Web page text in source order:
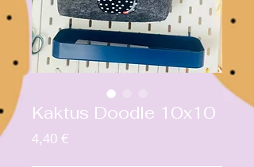
Kaktus Doodle 10x10
4,40 €Preis